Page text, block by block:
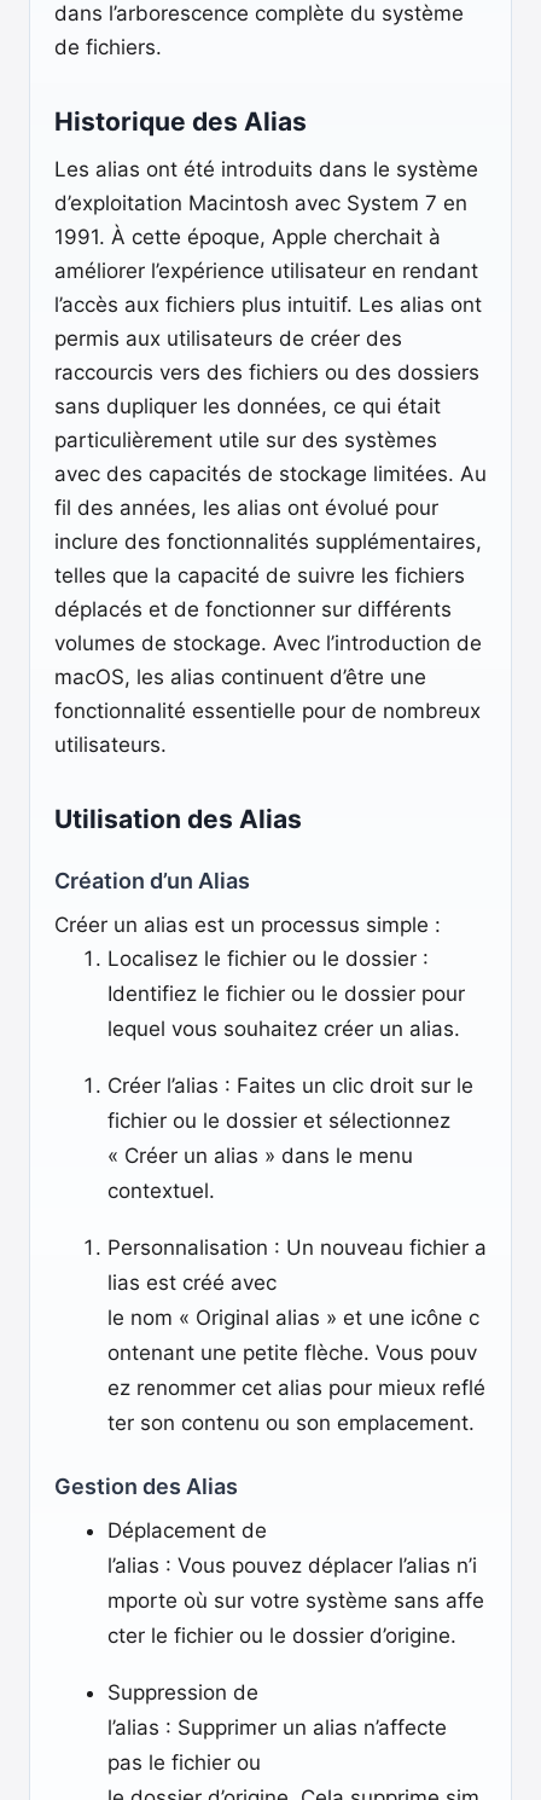
dans l’arborescence complète du système
de fichiers.
Historique des Alias
Les alias ont été introduits dans le système
d’exploitation Macintosh avec System 7 en
1991. À cette époque, Apple cherchait à
améliorer l’expérience utilisateur en rendant
l’accès aux fichiers plus intuitif. Les alias ont
permis aux utilisateurs de créer des
raccourcis vers des fichiers ou des dossiers
sans dupliquer les données, ce qui était
particulièrement utile sur des systèmes
avec des capacités de stockage limitées. Au
fil des années, les alias ont évolué pour
inclure des fonctionnalités supplémentaires,
telles que la capacité de suivre les fichiers
déplacés et de fonctionner sur différents
volumes de stockage. Avec l’introduction de
macOS, les alias continuent d’être une
fonctionnalité essentielle pour de nombreux
utilisateurs.
Utilisation des Alias
Création d’un Alias
Créer un alias est un processus simple :
Localisez le fichier ou le dossier :
Identifiez le fichier ou le dossier pour
lequel vous souhaitez créer un alias.
Créer l’alias : Faites un clic droit sur le
fichier ou le dossier et sélectionnez
« Créer un alias » dans le menu
contextuel.
Personnalisation : Un nouveau fichier a
lias est créé avec
le nom « Original alias » et une icône c
ontenant une petite flèche. Vous pouv
ez renommer cet alias pour mieux reflé
ter son contenu ou son emplacement.
Gestion des Alias
Déplacement de
l’alias : Vous pouvez déplacer l’alias n’i
mporte où sur votre système sans affe
cter le fichier ou le dossier d’origine.
Suppression de
l’alias : Supprimer un alias n’affecte
pas le fichier ou